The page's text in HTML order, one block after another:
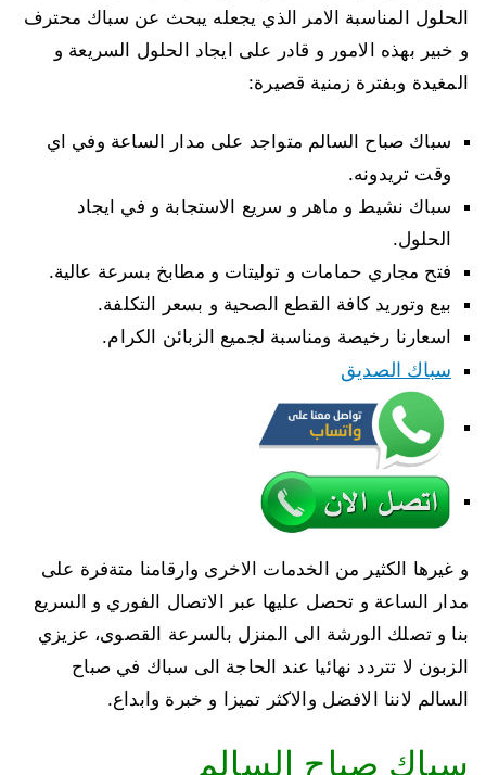
الحلول المناسبة الامر الذي يجعله يبحث عن سباك محترف
و خبير بهذه الامور و قادر على ايجاد الحلول السريعة و
المغيدة وبفترة زمنية قصيرة:
سباك صباح السالم متواجد على مدار الساعة وفي اي
وقت تريدونه.
سباك نشيط و ماهر و سريع الاستجابة و في ايجاد
الحلول.
فتح مجاري حمامات و توليتات و مطابخ بسرعة عالية.
بيع وتوريد كافة القطع الصحية و بسعر التكلفة.
اسعارنا رخيصة ومناسبة لجميع الزبائن الكرام.
سباك الصديق
و غيرها الكثير من الخدمات الاخرى وارقامنا متةفرة على
مدار الساعة و تحصل عليها عبر الاتصال الفوري و السريع
بنا و تصلك الورشة الى المنزل بالسرعة القصوى، عزيزي
الزبون لا تتردد نهائيا عند الحاجة الى سباك في صباح
السالم لاننا الافضل والاكثر تميزا و خبرة وابداع.
سباك صباح السالم